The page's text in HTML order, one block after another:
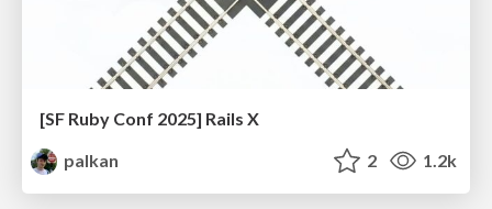
[SF Ruby Conf 2025] Rails X
palkan
2 1.2k